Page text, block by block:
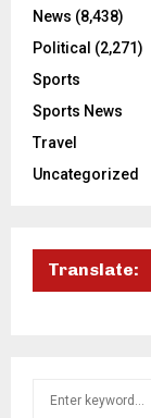
News (8,438)
Political (2,271)
Sports
Sports News
Travel
Uncategorized
Translate: